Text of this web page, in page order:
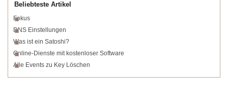
Beliebteste Artikel
Fokus
DNS Einstellungen
Was ist ein Satoshi?
Online-Dienste mit kostenloser Software
Alle Events zu Key Löschen